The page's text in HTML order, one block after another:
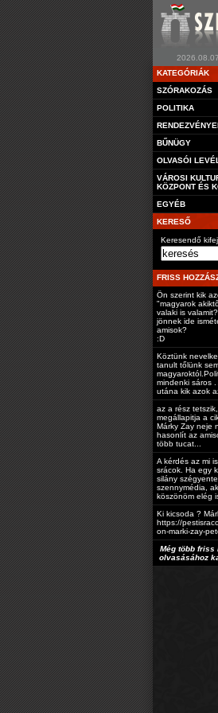
KATEGÓRIÁK
SZÓRAKOZÁS
POLITIKA
BŰNÜGY
OLVASÓI
VÁROSI
KÖZPONT ÉS
EGYÉB
KERESŐ
Keresendő
FRISS
Ön szerint kik
"magyarok
valaki is
jönnek ide
amisok?
:D
Köztünk
tanult tőlünk
mindenki sáros
utána kik azok
az a rész
megállapitja a
Márky Zay neje
hasonlít az
több tucat...
A kérdés az mi
srácok. Ha egy
silány
szennymédia,
köszönöm elég
Ki kicsoda ?
https://
on-marki-zay-
Még több friss
olvasásához